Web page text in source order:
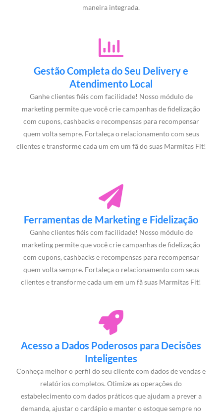
maneira integrada.
Gestão Completa do Seu Delivery e
Atendimento Local
Ganhe clientes fiéis com facilidade! Nosso módulo de
marketing permite que você crie campanhas de fidelização
com cupons, cashbacks e recompensas para recompensar
quem volta sempre. Fortaleça o relacionamento com seus
clientes e transforme cada um em um fã do suas Marmitas Fit!
Ferramentas de Marketing e Fidelização
Ganhe clientes fiéis com facilidade! Nosso módulo de
marketing permite que você crie campanhas de fidelização
com cupons, cashbacks e recompensas para recompensar
quem volta sempre. Fortaleça o relacionamento com seus
clientes e transforme cada um em um fã suas Marmitas Fit!
Acesso a Dados Poderosos para Decisões
Inteligentes
Conheça melhor o perfil do seu cliente com dados de vendas e
relatórios completos. Otimize as operações do
estabelecimento com dados práticos que ajudam a prever a
demanda, ajustar o cardápio e manter o estoque sempre no